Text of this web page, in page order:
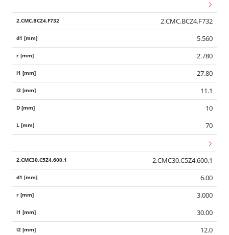
2.CMC.BCZ4.F732
5.560
2.780
27.80
11.1
10
70
2.CMC30.C5Z4.600.1
6.00
3.000
30.00
12.0